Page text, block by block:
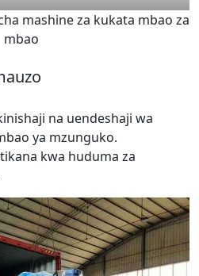
mashine za kukata mbao za
mbao
na uendeshaji wa
ya mzunguko.
kwa huduma za